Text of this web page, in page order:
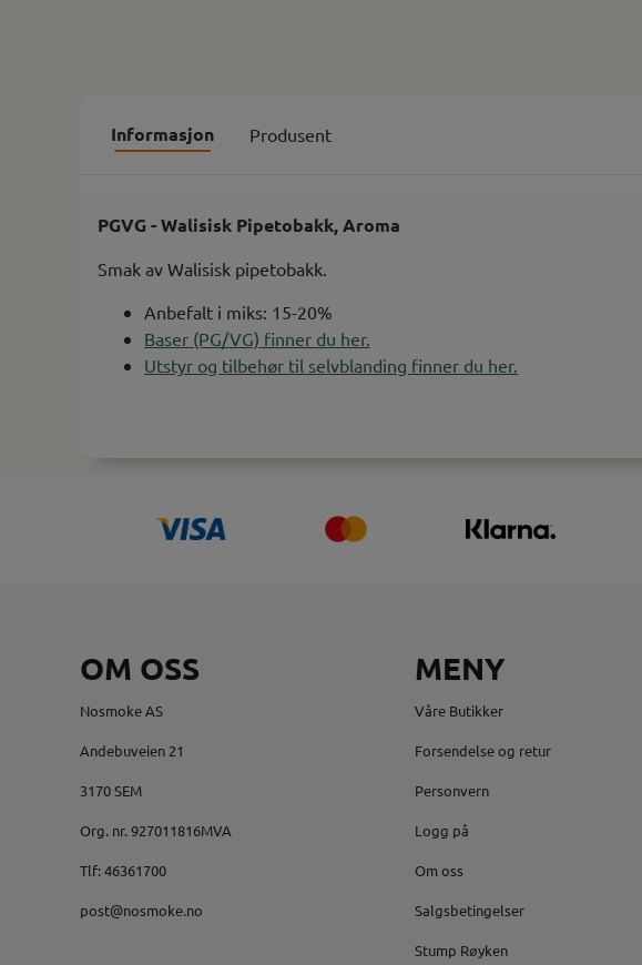
Informasjon Produsent
PGVG - Walisisk Pipetobakk, Aroma
Smak av Walisisk pipetobakk.
Anbefalt i miks: 15-20%
Baser (PG/VG) finner du her.
Utstyr og tilbehør til selvblanding finner du her.
OM OSS
Nosmoke AS
Andebuveien 21
3170 SEM
Org. nr. 927011816MVA
Tlf:46361700
post@nosmoke.no
MENY
Våre Butikker
Forsendelse og retur
Personvern
Logg på
Om oss
Salgsbetingelser
Stump Røyken